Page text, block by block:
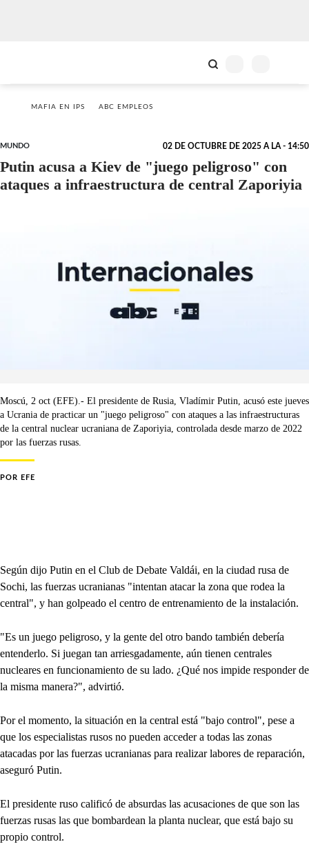
MAFIA EN IPS ABC EMPLEOS
MUNDO 02 DE OCTUBRE DE 2025 A LA - 14:50
Putin acusa a Kiev de "juego peligroso" con
ataques a infraestructura de central Zaporiyia
Moscú, 2 oct (EFE).- El presidente de Rusia, Vladímir Putin, acusó este jueves
a Ucrania de practicar un "juego peligroso" con ataques a las infraestructuras
de la central nuclear ucraniana de Zaporiyia, controlada desde marzo de 2022
por las fuerzas rusas.
POR EFE
Según dijo Putin en el Club de Debate Valdái, en la ciudad rusa de
Sochi, las fuerzas ucranianas "intentan atacar la zona que rodea la
central", y han golpeado el centro de entrenamiento de la instalación.
"Es un juego peligroso, y la gente del otro bando también debería
entenderlo. Si juegan tan arriesgadamente, aún tienen centrales
nucleares en funcionamiento de su lado. ¿Qué nos impide responder de
la misma manera?", advirtió.
Por el momento, la situación en la central está "bajo control", pese a
que los especialistas rusos no pueden acceder a todas las zonas
atacadas por las fuerzas ucranianas para realizar labores de reparación,
aseguró Putin.
El presidente ruso calificó de absurdas las acusaciones de que son las
fuerzas rusas las que bombardean la planta nuclear, que está bajo su
propio control.